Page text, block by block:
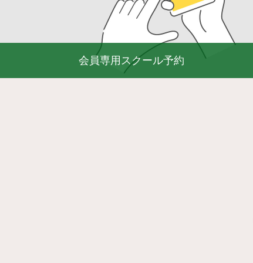
会員専用スクール予約